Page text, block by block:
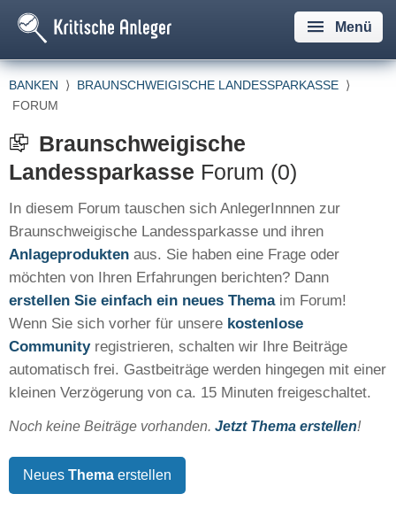
Menü
BANKEN ⟩ BRAUNSCHWEIGISCHE LANDESSPARKASSE ⟩
FORUM
Braunschweigische
Landessparkasse Forum (0)
In diesem Forum tauschen sich AnlegerInnnen zur
Braunschweigische Landessparkasse und ihren
Anlageprodukten aus. Sie haben eine Frage oder
möchten von Ihren Erfahrungen berichten? Dann
erstellen Sie einfach ein neues Themaim Forum!
Wenn Sie sich vorher für unsere kostenlose
Communityregistrieren, schalten wir Ihre Beiträge
automatisch frei. Gastbeiträge werden hingegen mit einer
kleinen Verzögerung von ca. 15 Minuten freigeschaltet.
Noch keine Beiträge vorhanden. Jetzt Thema erstellen!
Neues Thema erstellen